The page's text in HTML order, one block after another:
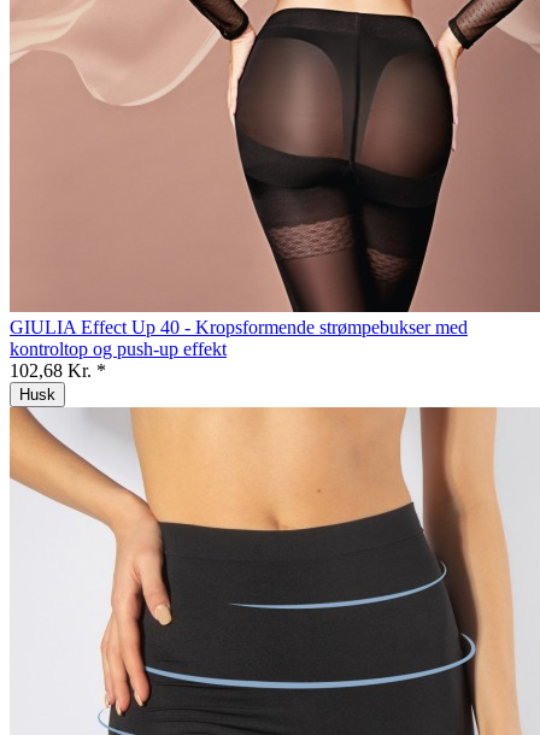
GIULIA Effect Up 40 - Kropsformende strømpebukser med
kontroltop og push-up effekt
102,68 Kr. *
Husk